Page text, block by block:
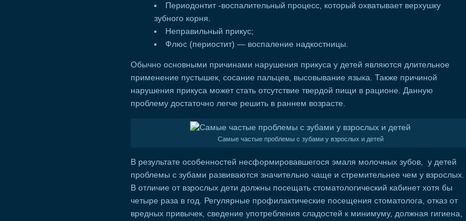
Периодонтит -воспалительный процесс, который охватывает верхушку
зубного корня.
Неправильный прикус;
Флюс (периостит) — воспаление надкостницы.
Обычно основными причинами нарушения прикуса у детей являются длительное
применение пустышек, сосание пальцев, высовывание языка. Также причиной
нарушения прикуса может стать отсутствие твердой пищи в рационе. Данную
проблему достаточно легче решить в раннем возрасте.
Самые частые проблемы с зубами у взрослых и детей
В результате особенностей несформировавшегося эмаля молочных зубов, у детей
проблемы с зубами развиваются значительно чаще и стремительнее чем у взрослых.
В отличие от взрослых дети должны посещать стоматологический кабинет хотя бы
четыре раза в год. Регулярные профилактические посещения стоматолога, отказ от
вредных привычек, сведение употребления сладостей к минимуму, должная гигиена,